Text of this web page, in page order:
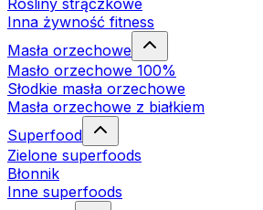
Rośliny strączkowe
Inna żywność fitness
Masła orzechowe
Masło orzechowe 100%
Słodkie masła orzechowe
Masła orzechowe z białkiem
Superfood
Zielone superfoods
Błonnik
Inne superfoods